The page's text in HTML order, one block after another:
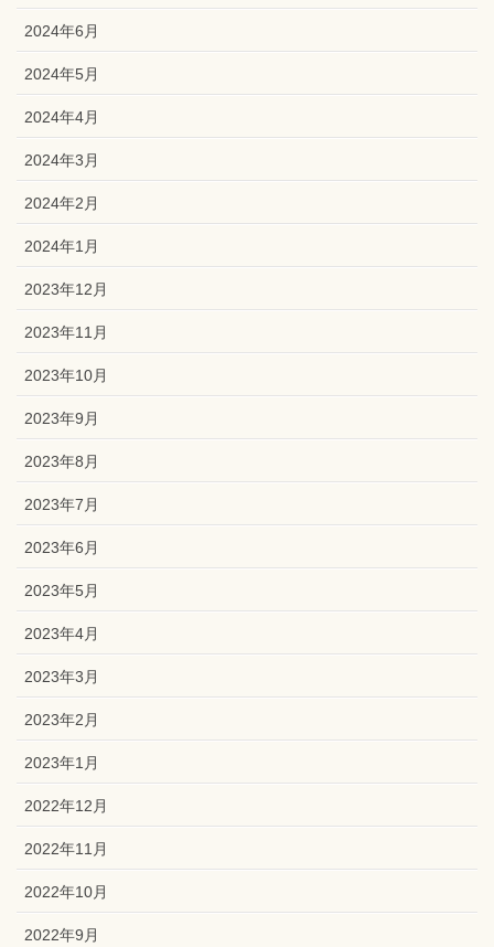
2024年6月
2024年5月
2024年4月
2024年3月
2024年2月
2024年1月
2023年12月
2023年11月
2023年10月
2023年9月
2023年8月
2023年7月
2023年6月
2023年5月
2023年4月
2023年3月
2023年2月
2023年1月
2022年12月
2022年11月
2022年10月
2022年9月